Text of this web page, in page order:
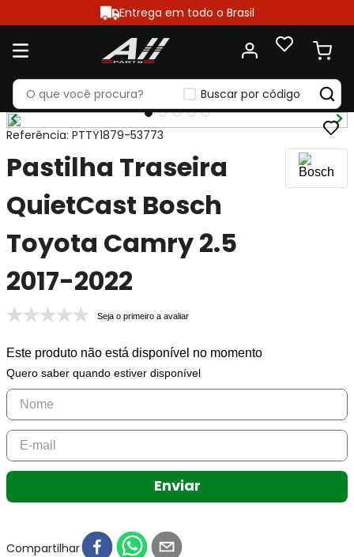
Entrega em todo o Brasil
Buscar por código
Referência: PTTY1879-53773
Pastilha Traseira
QuietCast Bosch
Toyota Camry 2.5
2017-2022
Seja o primeiro a avaliar
Este produto não está disponível no momento
Quero saber quando estiver disponível
Enviar
Compartilhar